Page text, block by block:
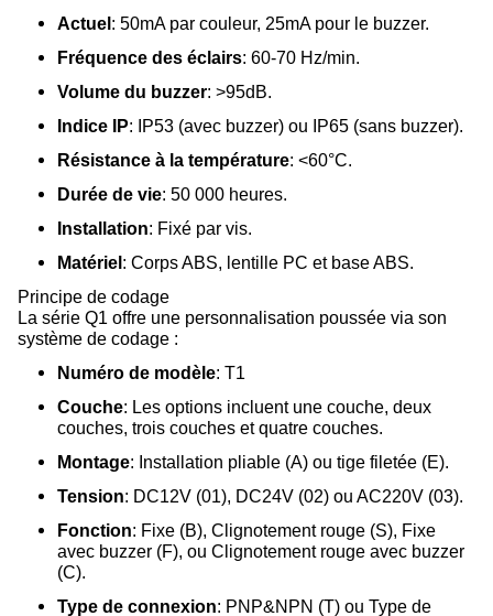
Actuel: 50mA par couleur, 25mA pour le buzzer.
Fréquence des éclairs: 60-70 Hz/min.
Volume du buzzer: >95dB.
Indice IP: IP53 (avec buzzer) ou IP65 (sans buzzer).
Résistance à la température: <60°C.
Durée de vie: 50 000 heures.
Installation: Fixé par vis.
Matériel: Corps ABS, lentille PC et base ABS.
Principe de codage
La série Q1 offre une personnalisation poussée via son
système de codage :
Numéro de modèle: T1
Couche: Les options incluent une couche, deux
couches, trois couches et quatre couches.
Montage: Installation pliable (A) ou tige filetée (E).
Tension: DC12V (01), DC24V (02) ou AC220V (03).
Fonction: Fixe (B), Clignotement rouge (S), Fixe
avec buzzer (F), ou Clignotement rouge avec buzzer
(C).
Type de connexion: PNP&NPN (T) ou Type de